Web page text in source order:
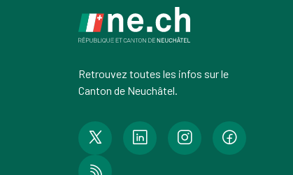
Retrouvez toutes les infos sur le
Canton de Neuchâtel.